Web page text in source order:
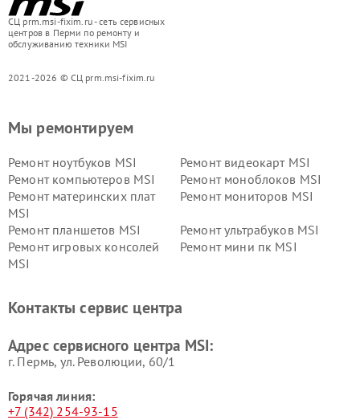
СЦ prm.msi-fixim.ru - сеть сервисных
центров в Перми по ремонту и
обслуживанию техники MSI
2021-2026 © СЦ prm.msi-fixim.ru
Мы ремонтируем
Ремонт ноутбуков MSI
Ремонт видеокарт MSI
Ремонт компьютеров MSI
Ремонт моноблоков MSI
Ремонт материнских плат
MSI
Ремонт мониторов MSI
Ремонт планшетов MSI
Ремонт ультрабуков MSI
Ремонт игровых консолей
MSI
Ремонт мини пк MSI
Контакты сервис центра
Адрес сервисного центра MSI:
г. Пермь, ул. ​Революции, 60/1
Горячая линия:
+7 (342) 254-93-15